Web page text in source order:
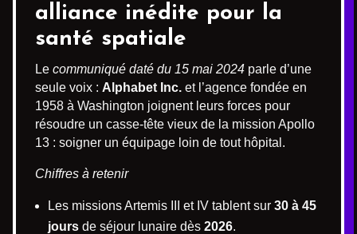
alliance inédite pour la
santé spatiale
Le communiqué daté du 15 mai 2024 parle d’une
seule voix : Alphabet Inc. et l’agence fondée en
1958 à Washington joignent leurs forces pour
résoudre un casse-tête vieux de la mission Apollo
13 : soigner un équipage loin de tout hôpital.
Chiffres à retenir
Les missions Artemis III et IV tablent sur 30 à 45
jours de séjour lunaire dès 2026.